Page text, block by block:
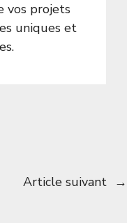
vos projets
uniques et
Article suivant →